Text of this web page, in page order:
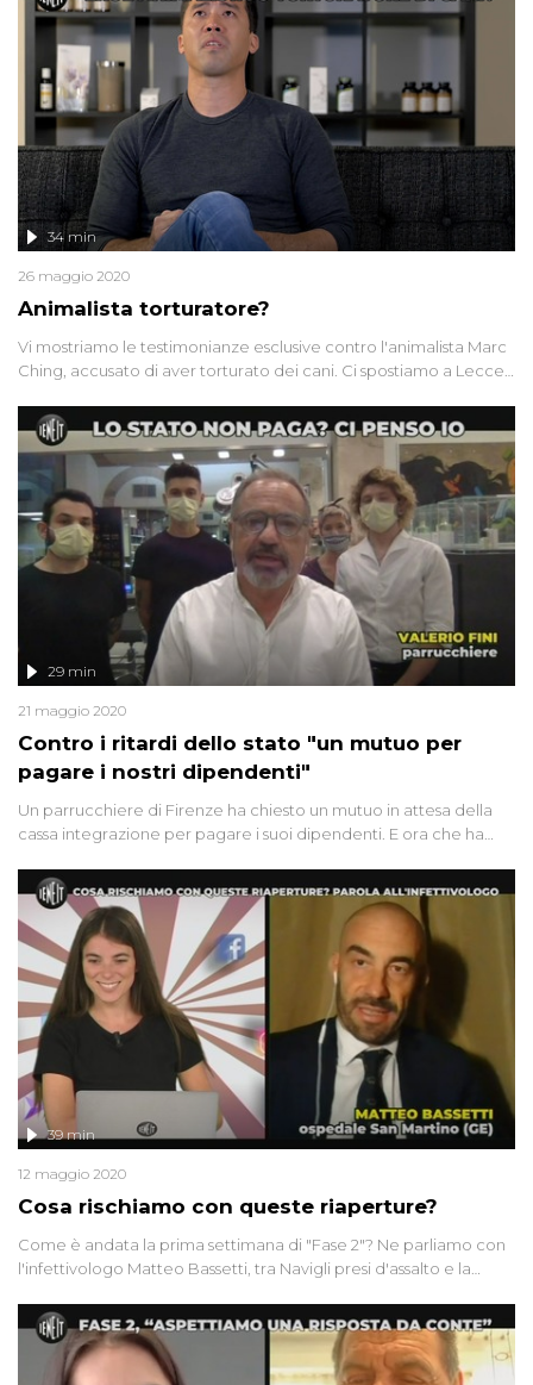
Innocenzi!
Animalista torturatore?
34 min
26 maggio 2020
Vi mostriamo le testimonianze esclusive contro l'animalista Marc
Ching, accusato di aver torturato dei cani. Ci spostiamo a Lecce,
della figlia e i controlli da parte di una vigilessa. E per finire: che
cos'è la "sindrome della capanna"?
Contro i ritardi dello stato "un mutuo per
pagare i nostri dipendenti"
29 min
21 maggio 2020
Un parrucchiere di Firenze ha chiesto un mutuo in attesa della
cassa integrazione per pagare i suoi dipendenti. E ora che ha
in Portogallo ci racconta il viaggio della speranza per
riabbracciare sua mamma in Italia. La storia di Sabrina e dei suoi
due figli, affetti da Sla, che ora devono affrontare anche le
complicazioni del coronavirus
Cosa rischiamo con queste riaperture?
39 min
12 maggio 2020
Come è andata la prima settimana di "Fase 2"? Ne parliamo con
l'infettivologo Matteo Bassetti, tra Navigli presi d'assalto e la
sguardo a Inghilterra e Corea del Sud, con una storia speciale da
Bali